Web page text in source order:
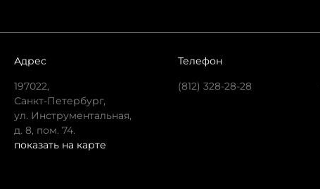
Адрес
197022,
Санкт-Петербург,
ул. Инструментальная,
д. 8, пом. 74.
показать на карте
Телефон
(812) 328-28-28